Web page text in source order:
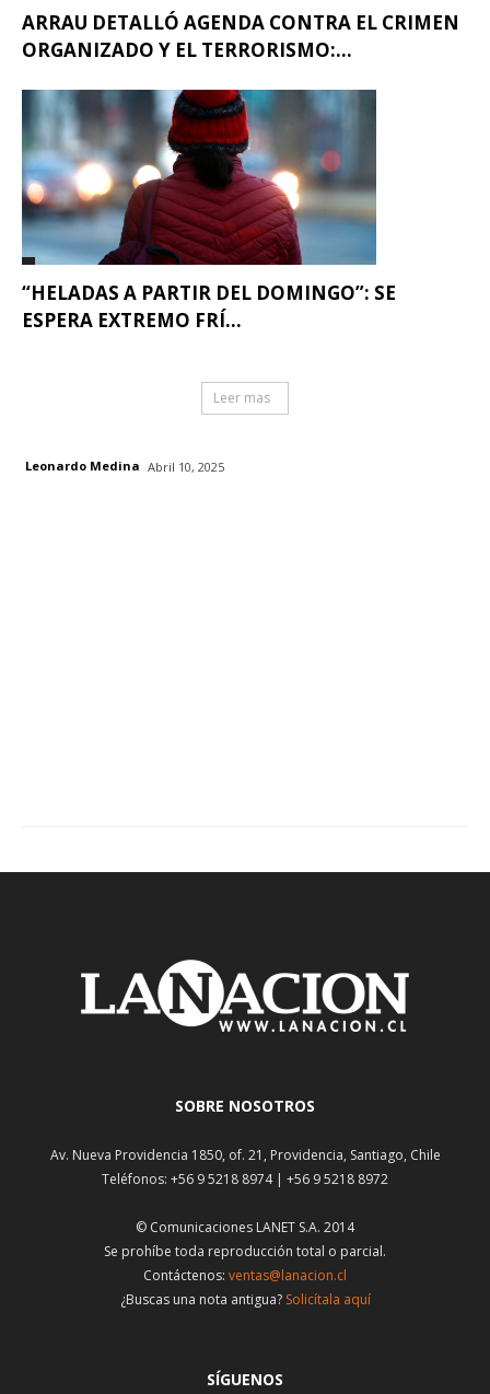
ARRAU DETALLÓ AGENDA CONTRA EL CRIMEN
ORGANIZADO Y EL TERRORISMO:...
“HELADAS A PARTIR DEL DOMINGO”: SE
ESPERA EXTREMO FRÍ...
Leer mas
Leonardo Medina Abril 10, 2025
SOBRE NOSOTROS
Av. Nueva Providencia 1850, of. 21, Providencia, Santiago, Chile
Teléfonos: +56 9 5218 8974 | +56 9 5218 8972
© Comunicaciones LANET S.A. 2014
Se prohíbe toda reproducción total o parcial.
Contáctenos: ventas@lanacion.cl
¿Buscas una nota antigua? Solicítala aquí
SÍGUENOS